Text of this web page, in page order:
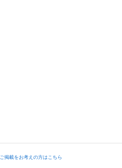
ご掲載をお考えの方はこちら